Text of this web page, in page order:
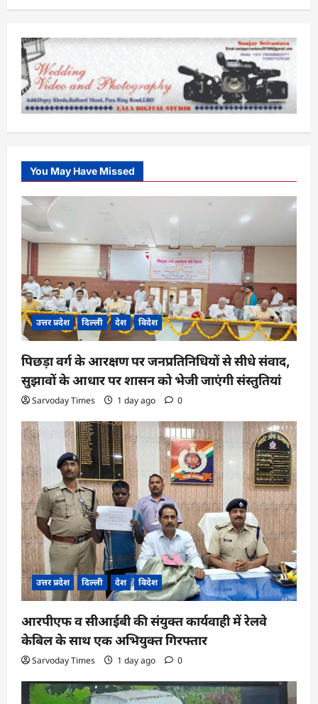
You May Have Missed
उत्तर प्रदेश दिल्ली देश विदेश
पिछड़ा वर्ग के आरक्षण पर जनप्रतिनिधियों से सीधे संवाद,
सुझावों के आधार पर शासन को भेजी जाएंगी संस्तुतियां
Sarvoday Times 1 day ago 0
उत्तर प्रदेश दिल्ली देश विदेश
आरपीएफ व सीआईबी की संयुक्त कार्यवाही में रेलवे
केबिल के साथ एक अभियुक्त गिरफ्तार
Sarvoday Times 1 day ago 0